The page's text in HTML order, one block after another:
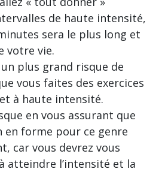
de haute intensité,
sera le plus long et
votre vie.
plus grand risque de
vous faites des exercices
à haute intensité.
en vous assurant que
en forme pour ce genre
car vous devrez vous
atteindre l’intensité et la